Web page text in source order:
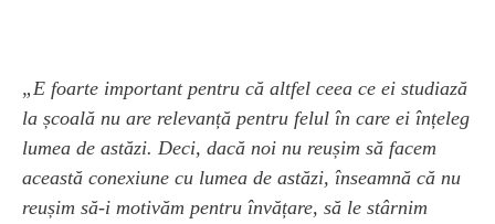
„E foarte important pentru că altfel ceea ce ei studiază
la școală nu are relevanță pentru felul în care ei înțeleg
lumea de astăzi. Deci, dacă noi nu reușim să facem
această conexiune cu lumea de astăzi, înseamnă că nu
reușim să-i motivăm pentru învățare, să le stârnim